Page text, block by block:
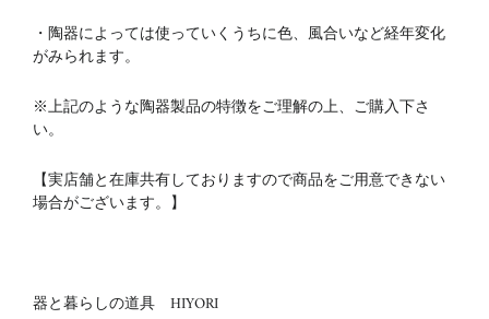
・陶器によっては使っていくうちに色、風合いなど経年変化
がみられます。
※上記のような陶器製品の特徴をご理解の上、ご購入下さ
い。
【実店舗と在庫共有しておりますので商品をご用意できない
場合がございます。】
器と暮らしの道具 HIYORI